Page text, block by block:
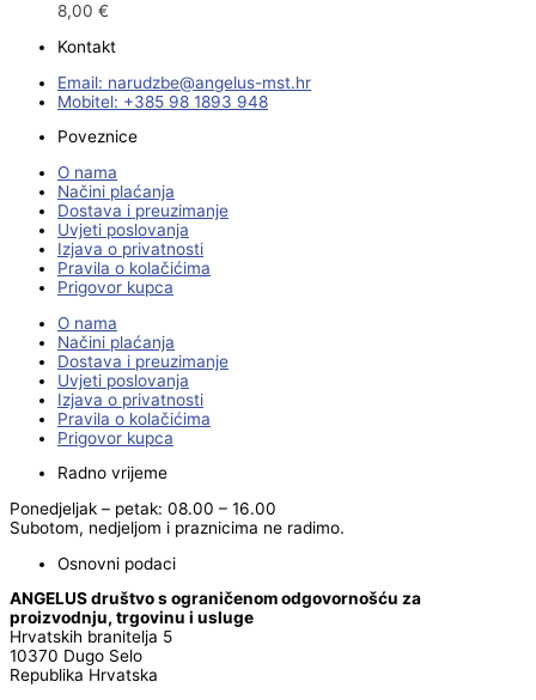
8,00 €
Kontakt
Email:
rh.tsm-sulegna
@ebzduran
Mobitel: +385 98 1893 948
Poveznice
O nama
Načini plaćanja
Dostava i preuzimanje
Uvjeti poslovanja
Izjava o privatnosti
Pravila o kolačićima
Prigovor kupca
O nama
Načini plaćanja
Dostava i preuzimanje
Uvjeti poslovanja
Izjava o privatnosti
Pravila o kolačićima
Prigovor kupca
Radno vrijeme
Ponedjeljak – petak: 08.00 – 16.00
Subotom, nedjeljom i praznicima ne radimo.
Osnovni podaci
ANGELUS društvo s ograničenom odgovornošću za
proizvodnju, trgovinu i usluge
Hrvatskih branitelja 5
10370 Dugo Selo
Republika Hrvatska